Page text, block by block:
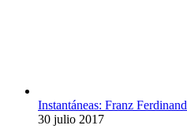
Instantáneas: Franz
30 julio 2017